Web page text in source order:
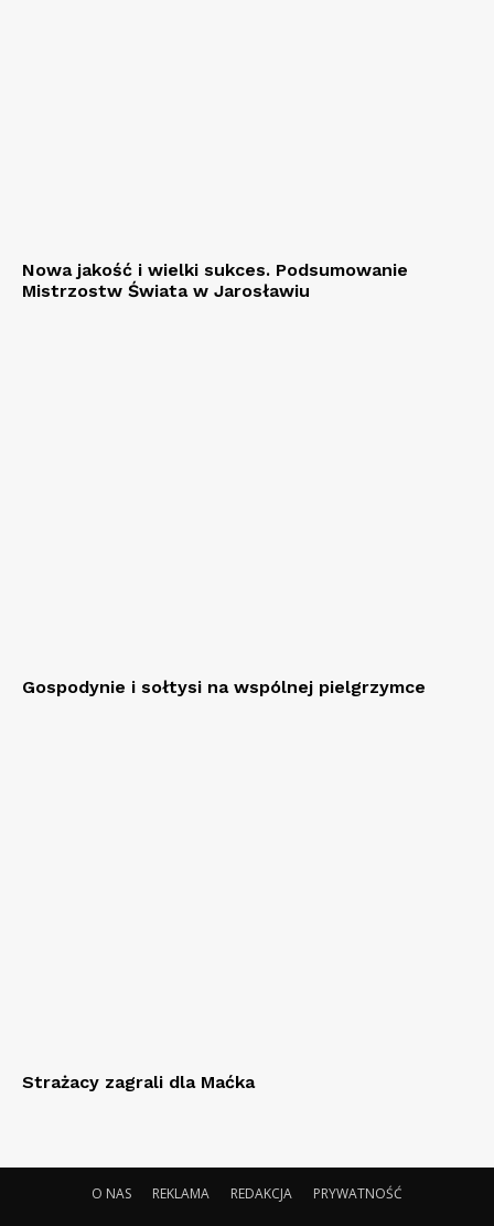
Nowa jakość i wielki sukces. Podsumowanie
Mistrzostw Świata w Jarosławiu
Gospodynie i sołtysi na wspólnej pielgrzymce
Strażacy zagrali dla Maćka
O NAS REKLAMA REDAKCJA PRYWATNOŚĆ